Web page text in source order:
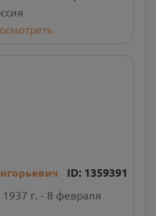
ID: 1359391
1937 г. - 8 февраля